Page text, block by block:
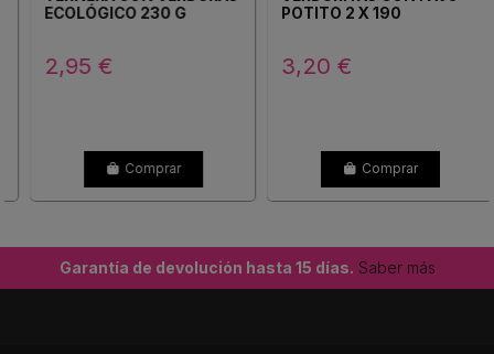
ECOLÓGICO 230 G
2,95 €
Comprar
POTITO 2 X 190
3,20 €
Comprar
Garantía de devolución hasta 15 días. Saber más